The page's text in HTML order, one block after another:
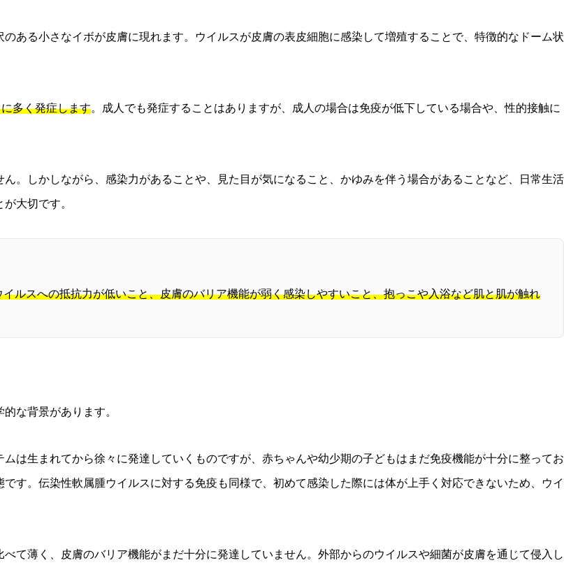
ある小さなイボが皮膚に現れます。ウイルスが皮膚の表皮細胞に感染して増殖することで、特徴的なドーム状
多く発症します。成人でも発症することはありますが、成人の場合は免疫が低下している場合や、性的接触に
。しかしながら、感染力があることや、見た目が気になること、かゆみを伴う場合があることなど、日常生活
大切です。
ルスへの抵抗力が低いこと、皮膚のバリア機能が弱く感染しやすいこと、抱っこや入浴など肌と肌が触れ
な背景があります。
は生まれてから徐々に発達していくものですが、赤ちゃんや幼少期の子どもはまだ免疫機能が十分に整ってお
す。伝染性軟属腫ウイルスに対する免疫も同様で、初めて感染した際には体が上手く対応できないため、ウイ
て薄く、皮膚のバリア機能がまだ十分に発達していません。外部からのウイルスや細菌が皮膚を通じて侵入し